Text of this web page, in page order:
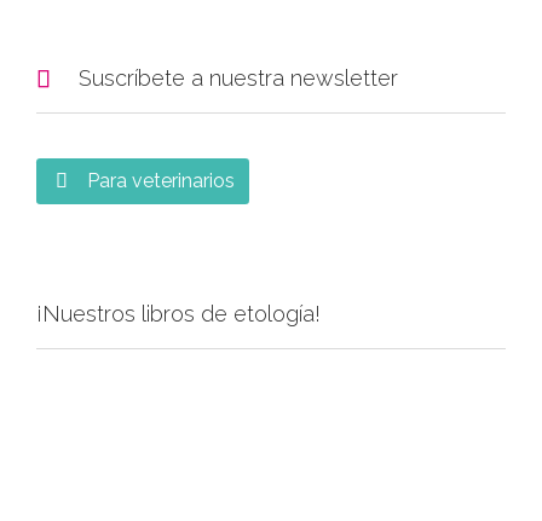
 Suscríbete a nuestra newsletter
 Para veterinarios
¡Nuestros libros de etología!